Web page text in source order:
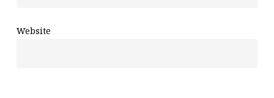
Website